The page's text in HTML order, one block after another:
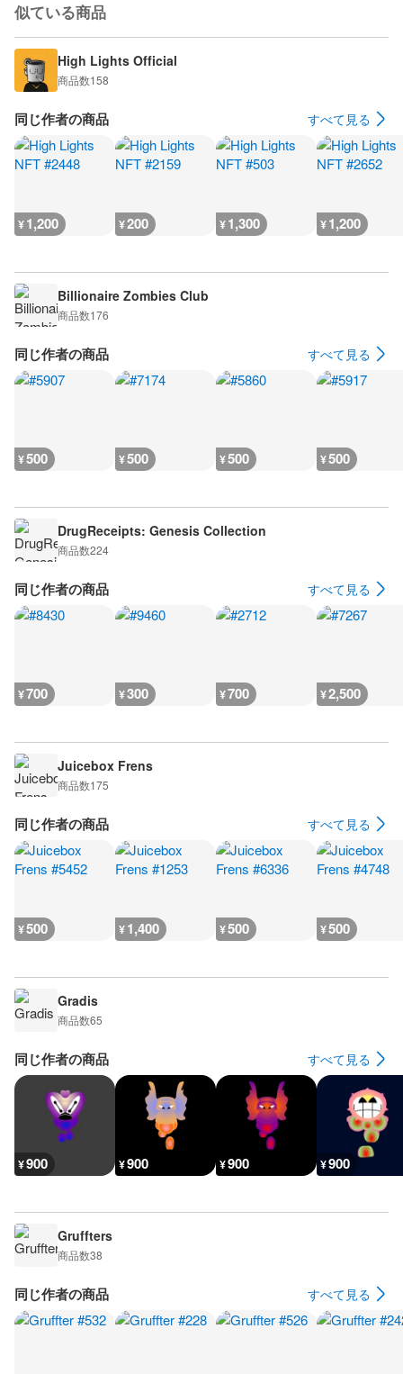
似ている商品
High Lights Official
商品数158
同じ作者の商品 すべて見る
¥1,200 ¥200 ¥1,300 ¥1,200
Billionaire Zombies Club
商品数176
同じ作者の商品 すべて見る
¥500 ¥500 ¥500 ¥500
DrugReceipts: Genesis Collection
商品数224
同じ作者の商品 すべて見る
¥700 ¥300 ¥700 ¥2,500
Juicebox Frens
商品数175
同じ作者の商品 すべて見る
¥500 ¥1,400 ¥500 ¥500
Gradis
商品数65
同じ作者の商品 すべて見る
¥900 ¥900 ¥900 ¥900
Gruffters
商品数38
同じ作者の商品 すべて見る